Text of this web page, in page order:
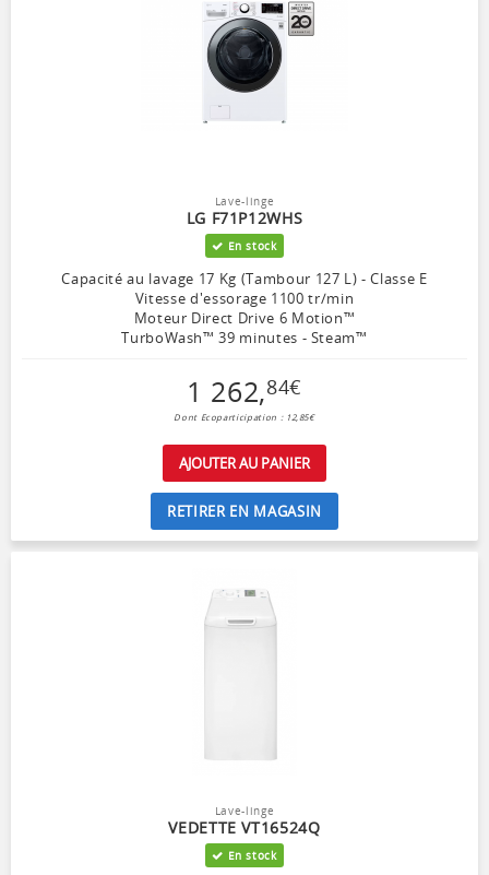
Lave-linge
LG F71P12WHS
En stock
Capacité au lavage 17 Kg (Tambour 127 L) - Classe E
Vitesse d'essorage 1100 tr/min
Moteur Direct Drive 6 Motion™
TurboWash™ 39 minutes - Steam™
1 262,84€
Dont Ecoparticipation : 12,85€
AJOUTER AU PANIER
RETIRER EN MAGASIN
Lave-linge
VEDETTE VT16524Q
En stock